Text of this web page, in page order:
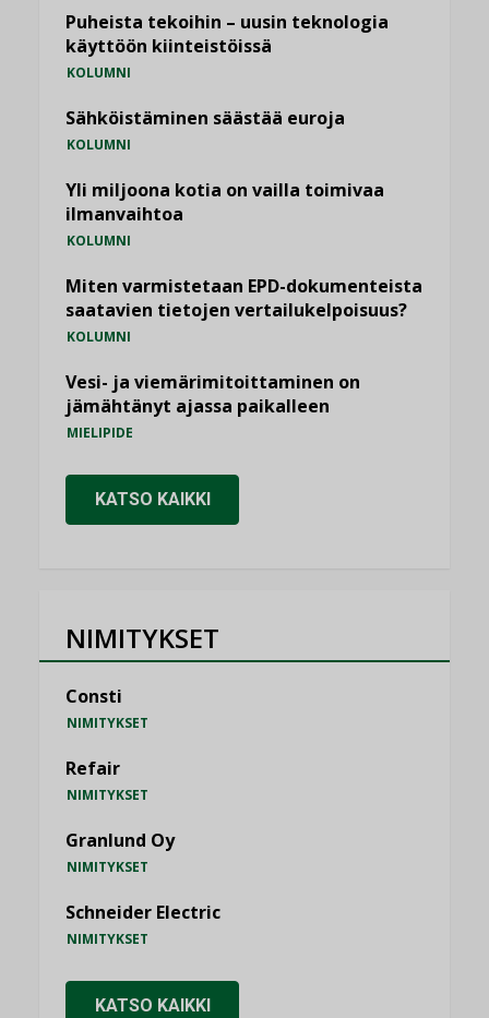
Puheista tekoihin – uusin teknologia
käyttöön kiinteistöissä
KOLUMNI
Sähköistäminen säästää euroja
KOLUMNI
Yli miljoona kotia on vailla toimivaa
ilmanvaihtoa
KOLUMNI
Miten varmistetaan EPD-dokumenteista
saatavien tietojen vertailukelpoisuus?
KOLUMNI
Vesi- ja viemärimitoittaminen on
jämähtänyt ajassa paikalleen
MIELIPIDE
KATSO KAIKKI
NIMITYKSET
Consti
NIMITYKSET
Refair
NIMITYKSET
Granlund Oy
NIMITYKSET
Schneider Electric
NIMITYKSET
KATSO KAIKKI